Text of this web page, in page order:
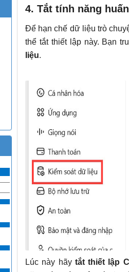
4. Tắt tính năng
Để hạn chế dữ liệu trò
thể tắt thiết lập này. Bạn
liệu.
Lúc này hãytắt thiết lập